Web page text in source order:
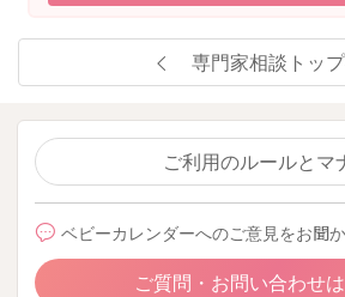
専門家相談トッ
ご利用のルールとマ
ベビーカレンダーへのご意見をお聞
ご質問・お問い合わせ